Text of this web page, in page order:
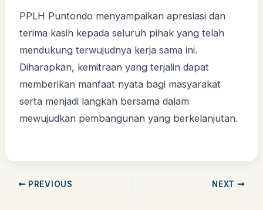
PPLH Puntondo menyampaikan apresiasi dan
terima kasih kepada seluruh pihak yang telah
mendukung terwujudnya kerja sama ini.
Diharapkan, kemitraan yang terjalin dapat
memberikan manfaat nyata bagi masyarakat
serta menjadi langkah bersama dalam
mewujudkan pembangunan yang berkelanjutan.
PREVIOUS NEXT